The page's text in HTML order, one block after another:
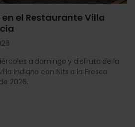
en el Restaurante Villa
a domingo y disfruta de la
Indiano con Nits a la Fresca
2026.